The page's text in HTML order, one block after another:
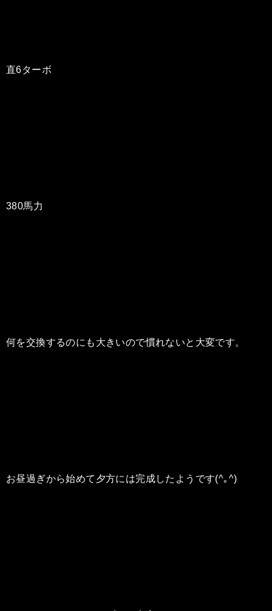
直6ターボ
380馬力
何を交換するのにも大きいので慣れないと大変です。
お昼過ぎから始めて夕方には完成したようです(^｡^)